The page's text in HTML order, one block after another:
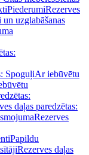
PiederumiRezerves
uzglabāšanas
SpoguļiAr iebūvētu
daļas paredzētas:
Rezerves
Papildu
Rezerves daļas